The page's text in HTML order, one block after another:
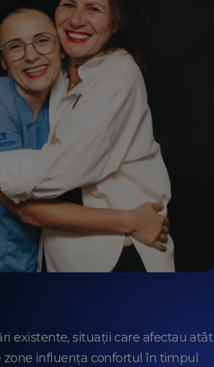
existente, situații care afectau atât
influența confortul în timpul